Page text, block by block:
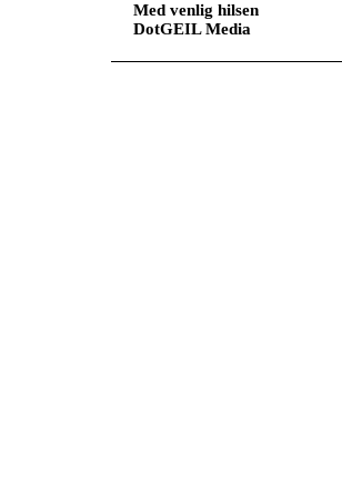
Med venlig hilsen
DotGEIL Media